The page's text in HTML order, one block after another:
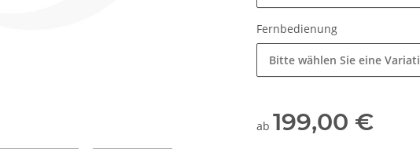
Fernbedienung
Bitte wählen Sie eine
ab 199,00 €